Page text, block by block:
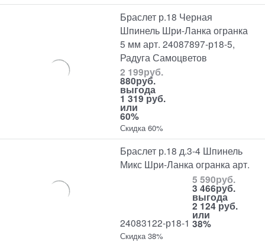
Браслет р.18 Черная
Шпинель Шри-Ланка огранка
5 мм арт. 24087897-р18-5,
Радуга Самоцветов
2 199руб.
880руб.
выгода
1 319 руб.
или
60%
Скидка 60%
Браслет р.18 д.3-4 Шпинель
Микс Шри-Ланка огранка арт.
24083122-р18-1
5 590руб.
3 466руб.
выгода
2 124 руб.
или
38%
Скидка 38%